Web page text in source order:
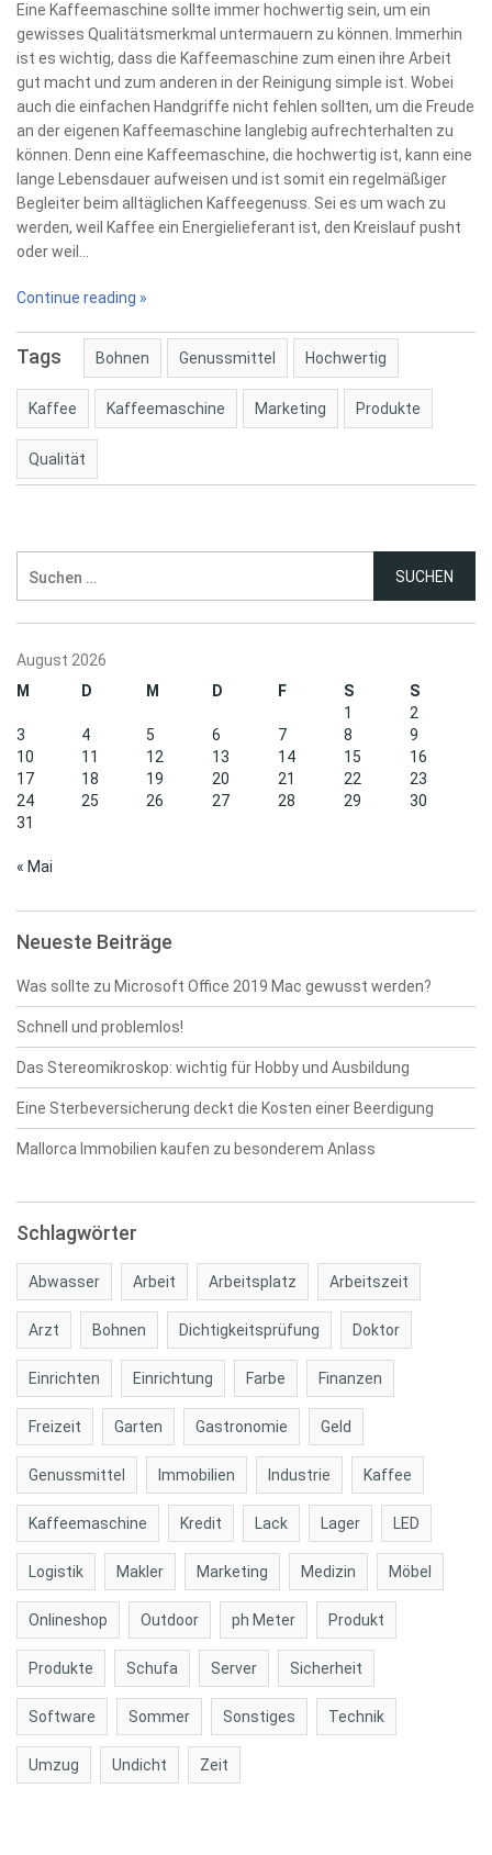
Eine Kaffeemaschine sollte immer hochwertig sein, um ein
gewisses Qualitätsmerkmal untermauern zu können. Immerhin
ist es wichtig, dass die Kaffeemaschine zum einen ihre Arbeit
gut macht und zum anderen in der Reinigung simple ist. Wobei
auch die einfachen Handgriffe nicht fehlen sollten, um die Freude
an der eigenen Kaffeemaschine langlebig aufrechterhalten zu
können. Denn eine Kaffeemaschine, die hochwertig ist, kann eine
lange Lebensdauer aufweisen und ist somit ein regelmäßiger
Begleiter beim alltäglichen Kaffeegenuss. Sei es um wach zu
werden, weil Kaffee ein Energielieferant ist, den Kreislauf pusht
oder weil…
Continue reading »
Tags Bohnen Genussmittel Hochwertig
Kaffee Kaffeemaschine Marketing Produkte
Qualität
nach:
August 2026
M
D M D F S
S
1
2
3
4 5 6 7 8
9
10
11 12 13 14 15
16
17
18 19 20 21 22
23
24
25 26 27 28 29
30
31
« Mai
Neueste Beiträge
Was sollte zu Microsoft Office 2019 Mac gewusst werden?
Schnell und problemlos!
Das Stereomikroskop: wichtig für Hobby und Ausbildung
Eine Sterbeversicherung deckt die Kosten einer Beerdigung
Mallorca Immobilien kaufen zu besonderem Anlass
Schlagwörter
Abwasser Arbeit Arbeitsplatz Arbeitszeit
Arzt Bohnen Dichtigkeitsprüfung Doktor
Einrichten Einrichtung Farbe Finanzen
Freizeit Garten Gastronomie Geld
Genussmittel Immobilien Industrie Kaffee
Kaffeemaschine Kredit Lack Lager LED
Logistik Makler Marketing Medizin Möbel
Onlineshop Outdoor ph Meter Produkt
Produkte Schufa Server Sicherheit
Software Sommer Sonstiges Technik
Umzug Undicht Zeit